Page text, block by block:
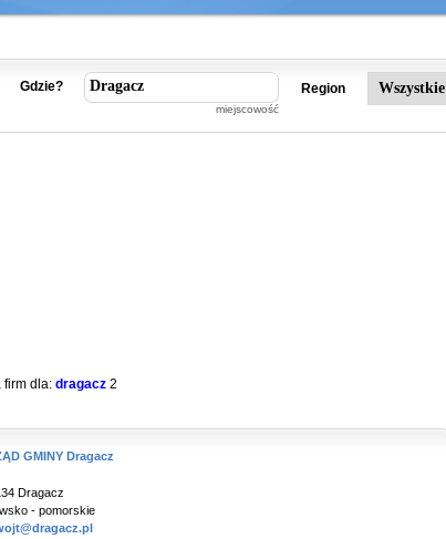
Gdzie?
miejscowość
Region
firm dla: dragacz 2
GMINY Dragacz
Dragacz
- pomorskie